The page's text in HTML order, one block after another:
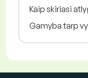
Kaip skiriasi
Gamyba tarp